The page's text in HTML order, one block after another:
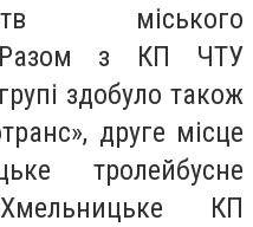
міського
Разом з КП ЧТУ
здобуло також
друге місце
тролейбусне
КП